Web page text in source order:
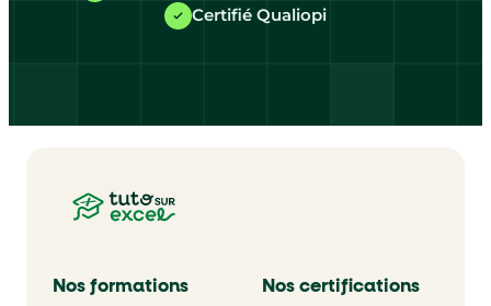
Certifié Qualiopi
Nos formations
Nos certifications